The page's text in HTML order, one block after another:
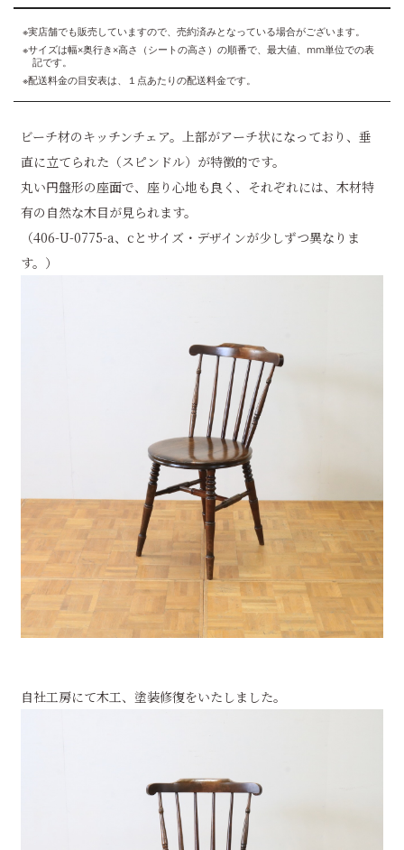
※実店舗でも販売していますので、売約済みとなっている場合がございます。
※サイズは幅×奥行き×高さ（シートの高さ）の順番で、最大値、mm単位での表
記です。
※配送料金の目安表は、１点あたりの配送料金です。
ビーチ材のキッチンチェア。上部がアーチ状になっており、垂
直に立てられた（スピンドル）が特徴的です。
丸い円盤形の座面で、座り心地も良く、それぞれには、木材特
有の自然な木目が見られます。
（406-U-0775-a、cとサイズ・デザインが少しずつ異なりま
す。）
自社工房にて木工、塗装修復をいたしました。